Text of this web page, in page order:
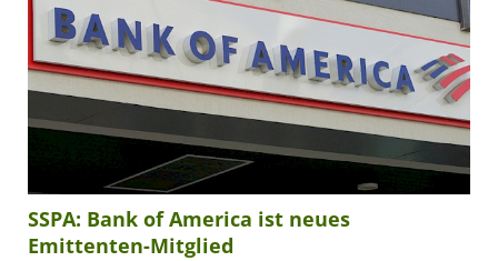
SSPA: Bank of America ist neues
Emittenten-Mitglied